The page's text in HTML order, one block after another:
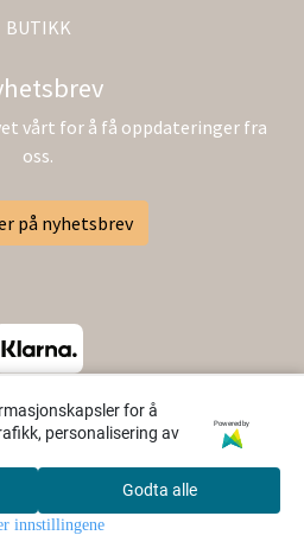
Søk
for å
personalisering av
Powered by
Godta alle
innstillingene
BUTIKK
vårt for å få oppdateringer fra
oss.
på nyhetsbrev